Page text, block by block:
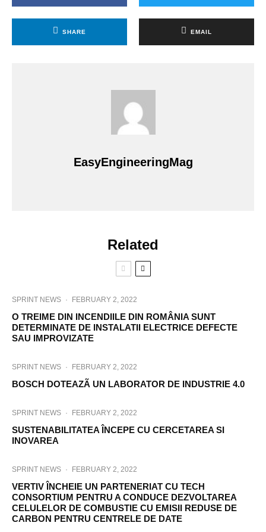
SHARE EMAIL
EasyEngineeringMag
Related
SPRINT NEWS · FEBRUARY 2, 2022
O TREIME DIN INCENDIILE DIN ROMÂNIA SUNT
DETERMINATE DE INSTALATII ELECTRICE DEFECTE
SAU IMPROVIZATE
SPRINT NEWS · FEBRUARY 2, 2022
BOSCH DOTEAZÃ UN LABORATOR DE INDUSTRIE 4.0
SPRINT NEWS · FEBRUARY 2, 2022
SUSTENABILITATEA ÎNCEPE CU CERCETAREA SI
INOVAREA
SPRINT NEWS · FEBRUARY 2, 2022
VERTIV ÎNCHEIE UN PARTENERIAT CU TECH
CONSORTIUM PENTRU A CONDUCE DEZVOLTAREA
CELULELOR DE COMBUSTIE CU EMISII REDUSE DE
CARBON PENTRU CENTRELE DE DATE